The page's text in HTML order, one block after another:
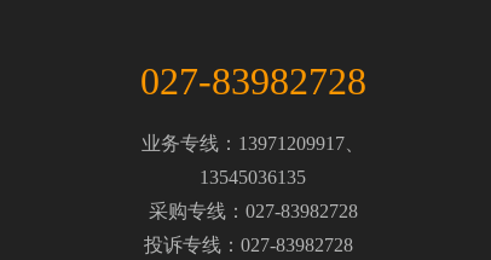
027-83982728
业务专线：13971209917、
13545036135
采购专线：027-83982728
投诉专线：027-83982728